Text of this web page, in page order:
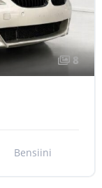
8
Bensiini